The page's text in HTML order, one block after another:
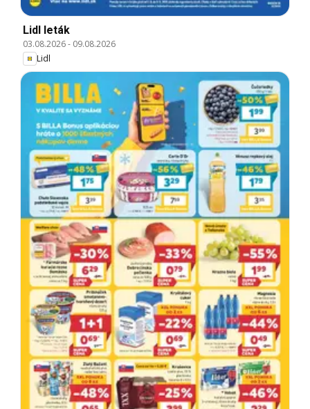
Lidl leták
03.08.2026- 09.08.2026
Lidl